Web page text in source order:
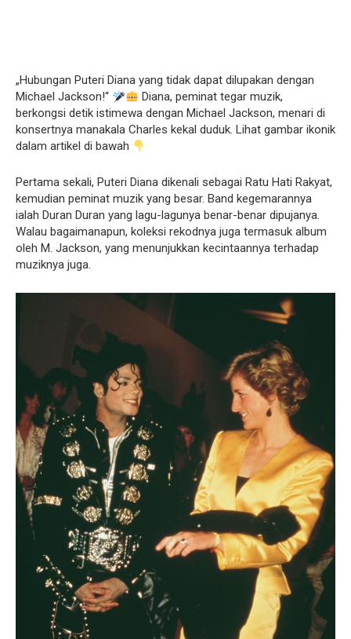
„Hubungan Puteri Diana yang tidak dapat dilupakan dengan
Michael Jackson!“
Diana, peminat tegar muzik,
berkongsi detik istimewa dengan Michael Jackson, menari di
konsertnya manakala Charles kekal duduk. Lihat gambar ikonik
dalam artikel di bawah
Pertama sekali, Puteri Diana dikenali sebagai Ratu Hati Rakyat,
kemudian peminat muzik yang besar. Band kegemarannya
ialah Duran Duran yang lagu-lagunya benar-benar dipujanya.
Walau bagaimanapun, koleksi rekodnya juga termasuk album
oleh M. Jackson, yang menunjukkan kecintaannya terhadap
muziknya juga.